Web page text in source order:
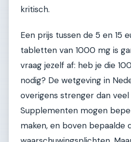
kritisch.
Een prijs tussen de 5 en 15
tabletten van 1000 mg is
vraag jezelf af: heb je die
nodig? De wetgeving in
overigens strenger dan veel
Supplementen mogen
maken, en boven bepaalde